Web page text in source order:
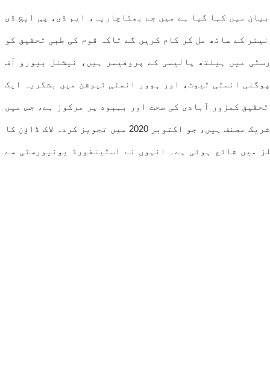
میں کہا گیا ہے میں جے بھٹاچاریہ، ایم ڈی، پی ایچ ڈی
کے ساتھ مل کر کام کریں گے تاکہ قوم کی طبی تحقیق کو
میں ہیلتھ پالیسی کے پروفیسر ہیں، نیشنل بیورو آف
انسٹی ٹیوٹ، اور ہوور انسٹی ٹیوشن میں بشکریہ ایک
کمزور آبادی کی صحت اور بہبود پر مرکوز ہے، جس میں
حکومتی پروگراموں، بایومیڈیکل انوویشن، اور اقتصادیات کے کردار پر زور دیا گیا ہے۔ جے گریٹ بیرنگٹن ڈیکلریشن کے شریک مصنف ہیں، جو اکتوبر 2020 میں تجویز کردہ لاک ڈاؤن کا
میں شائع ہوئی ہے۔ انہوں نے اسٹینفورڈ یونیورسٹی سے